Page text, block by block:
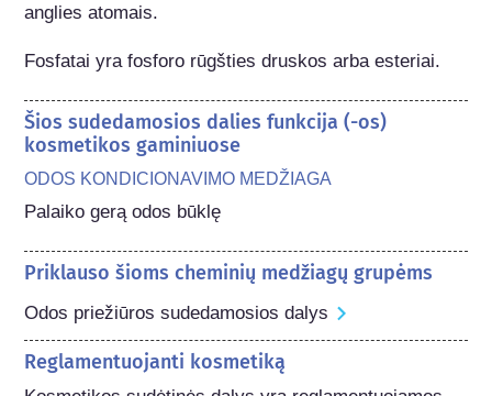
anglies atomais.
Fosfatai yra fosforo rūgšties druskos arba esteriai.
Šios sudedamosios dalies funkcija (-os)
kosmetikos gaminiuose
ODOS KONDICIONAVIMO MEDŽIAGA
Palaiko gerą odos būklę
Priklauso šioms cheminių medžiagų grupėms
Odos priežiūros sudedamosios dalys
Reglamentuojanti kosmetiką